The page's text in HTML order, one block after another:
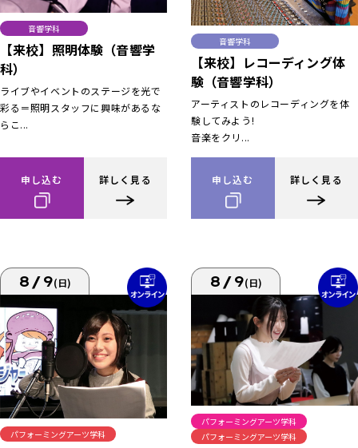
音響学科
【来校】照明体験（音響学
科）
ライブやイベントのステージを光で
彩る＝照明スタッフに興味があるな
らこ...
申し込む 詳しく見る
音響学科
【来校】レコーディング体
験（音響学科）
アーティストのレコーディングを体
験してみよう!
音楽をクリ...
申し込む 詳しく見る
8/9(日)
パフォーミングアーツ学科
8/9(日)
パフォーミングアーツ学科
パフォーミングアーツ学科